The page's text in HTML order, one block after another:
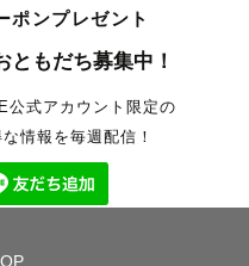
ポンプレゼント
ともだち募集中！
公式アカウント限定の
な情報を毎週配信！